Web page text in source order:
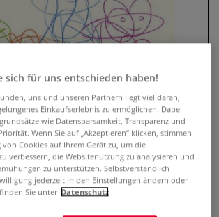
auf Reisen
sich für uns entschieden haben!
uns und unseren Partnern liegt viel daran,
Einkaufserlebnis zu ermöglichen. Dabei
wie Datensparsamkeit, Transparenz und
Wenn Sie auf „Akzeptieren“ klicken, stimmen
von Cookies auf Ihrem Gerät zu, um die
verbessern, die Websitenutzung zu analysieren und
zu unterstützen. Selbstverständlich
jederzeit in den Einstellungen ändern oder
Sie unter Datenschutz